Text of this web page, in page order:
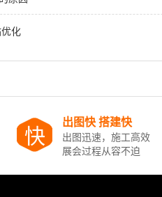
化
快 出图快 搭建快
出图迅速，施工高效
展会过程从容不迫